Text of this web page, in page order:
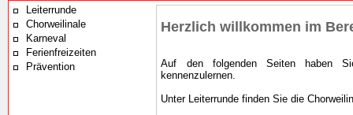
Leiterrunde
Chorweilinale
Karneval
Ferienfreizeiten
Prävention
Herzlich willkommen im
Auf den folgenden Seiten haben
kennenzulernen.
Unter Leiterrunde finden Sie die